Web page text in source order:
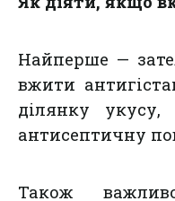
Найперше —
вжити
ділянку
антисептичну
Також